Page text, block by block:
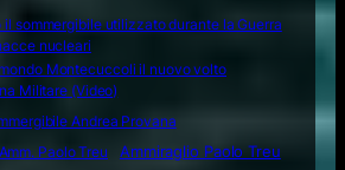
il sommergibile utilizzato durante la Guerra
nucleari
Montecuccoli il nuovo volto
Militare (Video)
Andrea Provana
Amm. Paolo Treu
Ammiraglio Paolo Treu